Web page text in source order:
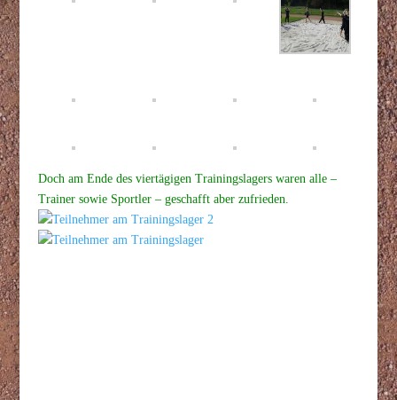
Doch am Ende des viertägigen Trainingslagers waren alle –
Trainer sowie Sportler – geschafft aber zufrieden.